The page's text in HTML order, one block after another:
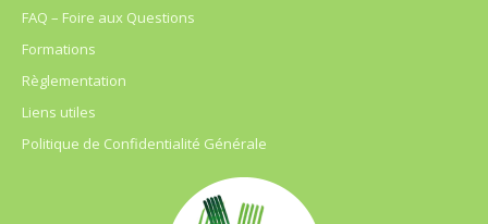
FAQ – Foire aux Questions
Formations
Règlementation
Liens utiles
Politique de Confidentialité Générale